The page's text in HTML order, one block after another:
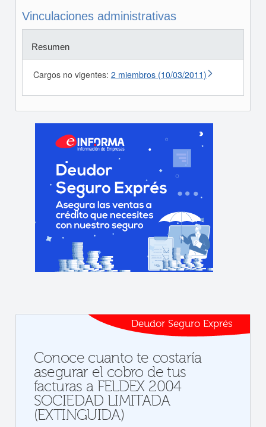
Vinculaciones administrativas
Resumen
Cargos no vigentes: 2 miembros (10/03/2011)
Deudor Seguro Exprés
Conoce cuanto te costaría
asegurar el cobro de tus
facturas a FELDEX 2004
SOCIEDAD LIMITADA
(EXTINGUIDA)